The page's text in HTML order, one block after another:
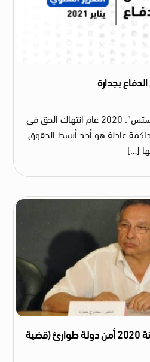
تقرير سنوي لـ”كوميتي فور جستس”: 2020 عام انتهاك الحق في
عادلة هو أحد أبسط الحقوق
[…]
انتهاكات القضية رقم 2 لسنة 2020 أمن دولة طوارئ (قضية